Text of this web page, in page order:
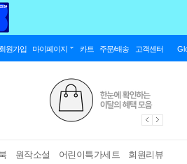
회원가입 마이페이지 카트 주문/배송 고객센터
원작소설 어린이특가세트 회원리뷰